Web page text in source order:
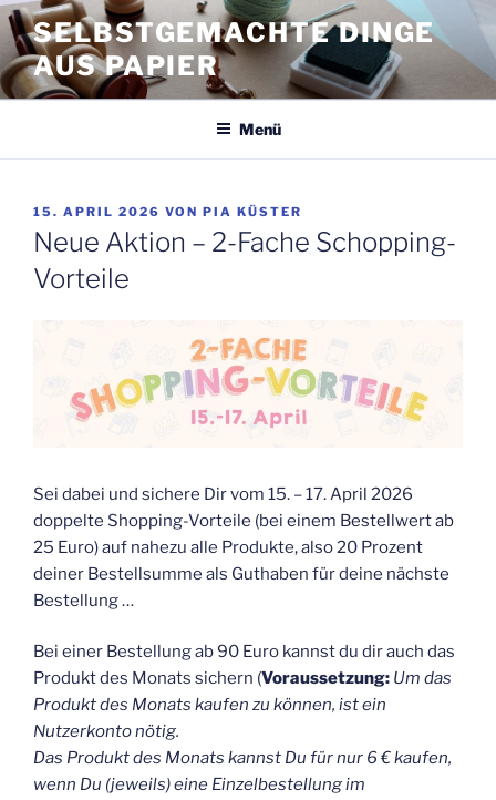
Zum
Inhalt
springen
SELBSTGEMACHTE DINGE
AUS PAPIER
Menü
VERÖFFENTLICHT
AM
15. APRIL 2026 VON PIA KÜSTER
Neue Aktion – 2-Fache Schopping-
Vorteile
Sei dabei und sichere Dir vom 15. – 17. April 2026
doppelte Shopping-Vorteile (bei einem Bestellwert ab
25 Euro) auf nahezu alle Produkte, also 20 Prozent
deiner Bestellsumme als Guthaben für deine nächste
Bestellung …
Bei einer Bestellung ab 90 Euro kannst du dir auch das
Produkt des Monats sichern (Voraussetzung: Um das
Produkt des Monats kaufen zu können, ist ein
Nutzerkonto nötig.
Das Produkt des Monats kannst Du für nur 6 € kaufen,
wenn Du (jeweils) eine Einzelbestellung im